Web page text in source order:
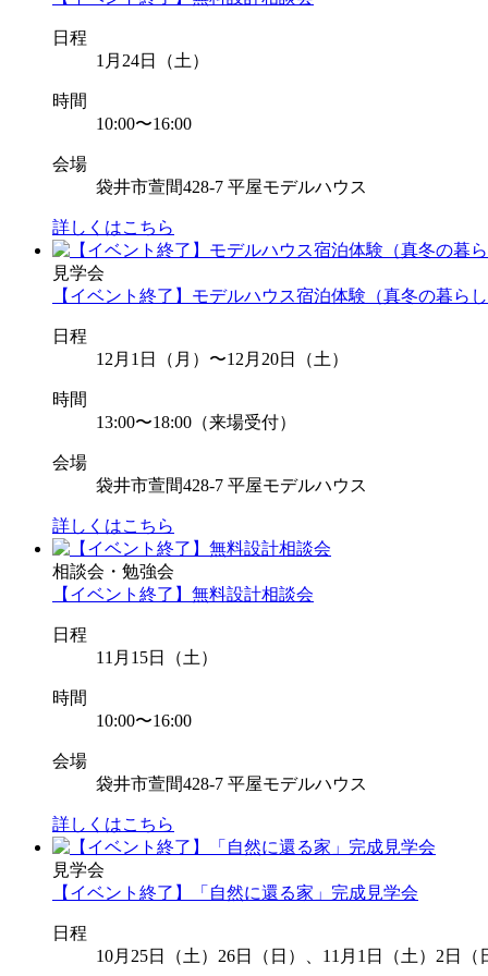
日程
1月24日（土）
時間
10:00〜16:00
会場
袋井市萱間428-7 平屋モデルハウス
詳しくはこちら
見学会
【イベント終了】モデルハウス宿泊体験（真冬の暮ら
日程
12月1日（月）〜12月20日（土）
時間
13:00〜18:00（来場受付）
会場
袋井市萱間428-7 平屋モデルハウス
詳しくはこちら
相談会・勉強会
【イベント終了】無料設計相談会
日程
11月15日（土）
時間
10:00〜16:00
会場
袋井市萱間428-7 平屋モデルハウス
詳しくはこちら
見学会
【イベント終了】「自然に還る家」完成見学会
日程
10月25日（土）26日（日）、11月1日（土）2日（